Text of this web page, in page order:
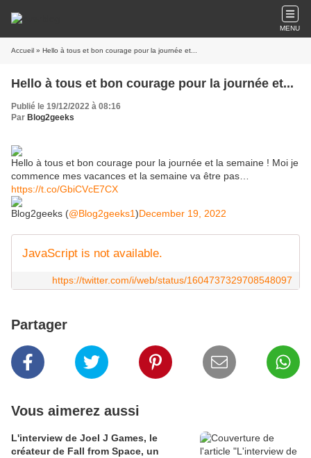
MENU
Accueil » Hello à tous et bon courage pour la journée et...
Hello à tous et bon courage pour la journée et...
Publié le 19/12/2022 à 08:16
Par Blog2geeks
Hello à tous et bon courage pour la journée et la semaine ! Moi je
commence mes vacances et la semaine va être pas…
https://t.co/GbiCVcE7CX
Blog2geeks (@Blog2geeks1)December 19, 2022
JavaScript is not available.
https://twitter.com/i/web/status/1604737329708548097
Partager
Vous aimerez aussi
L'interview de Joel J Games, le
créateur de Fall from Space, un